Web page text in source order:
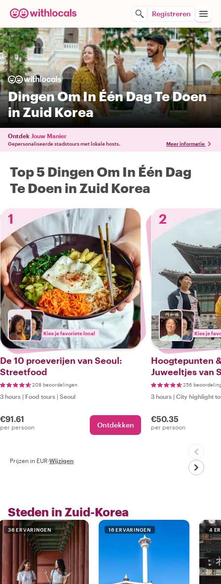
Registreren
Dingen Om In Één Dag Te Doen
in Zuid Korea
Ontdek Jouw Manier
Gepersonaliseerde stadstours met lokale hosts. Meer informatie
Top 5 Dingen Om In Één Dag
Te Doen in Zuid Korea
1
Kies je favoriete local
De 10 proeverijen van Seoul:
Streetfood
208 beoordelingen
3 hours | Food tours | Seoul
€91.61
per persoon Ontdekken
2
Kies je
Hoogtepunten
Juweeltjes van
256
3 hours | City highlight
€50.35
per persoon
Prijzen in EUR·Wijzigen
Steden in Zuid-Korea
36 ERVARINGEN 16 ERVARINGEN 4